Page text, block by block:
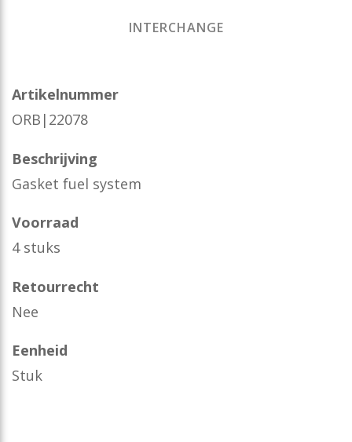
INTERCHANGE
Artikelnummer
ORB|22078
Beschrijving
Gasket fuel system
Voorraad
4 stuks
Retourrecht
Nee
Eenheid
Stuk